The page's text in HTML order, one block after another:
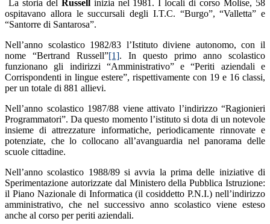
La storia del Russell
inizia nel 1981. I locali di corso Molise, 58
ospitavano allora le succursali degli I.T.C. “Burgo”, “Valletta” e
“Santorre di Santarosa”.
Nell’anno scolastico 1982/83 l’Istituto diviene autonomo, con il
nome “Bertrand Russell”[1]. In questo primo anno scolastico
funzionano gli indirizzi “Amministrativo” e “Periti aziendali e
Corrispondenti in lingue estere”, rispettivamente con 19 e 16 classi,
per un totale di 881 allievi.
Nell’anno scolastico 1987/88 viene attivato l’indirizzo “Ragionieri
Programmatori”. Da questo momento l’istituto si dota di un notevole
insieme di attrezzature informatiche, periodicamente rinnovate e
potenziate, che lo collocano all’avanguardia nel panorama delle
scuole cittadine.
Nell’anno scolastico 1988/89 si avvia la prima delle iniziative di
Sperimentazione autorizzate dal Ministero della Pubblica Istruzione:
il Piano Nazionale di Informatica (il cosiddetto P.N.I.) nell’indirizzo
amministrativo, che nel successivo anno scolastico viene esteso
anche al corso per periti aziendali.